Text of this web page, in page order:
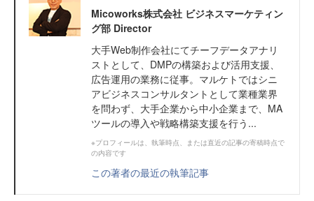
Micoworks株式会社 ビジネスマーケティン
グ部 Director
大手Web制作会社にてチーフデータアナリ
ストとして、DMPの構築および活用支援、
広告運用の業務に従事。マルケトではシニ
アビジネスコンサルタントとして業種業界
を問わず、大手企業から中小企業まで、MA
ツールの導入や戦略構築支援を行う...
※プロフィールは、執筆時点、または直近の記事の寄稿時点で
の内容です
この著者の最近の執筆記事